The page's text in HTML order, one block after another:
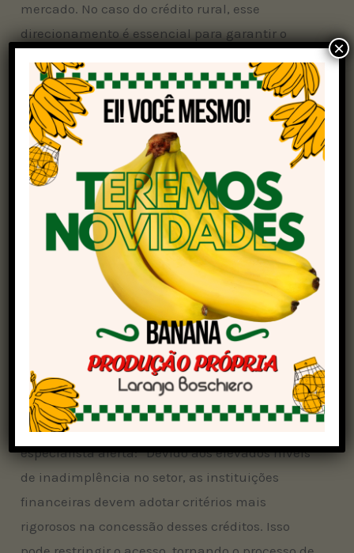
mercado. No caso do crédito rural, esse
direcionamento é essencial para garantir o
afirma.
Além do aumento percentual, o CMN também
determinou outras mudanças importantes: as
cooperativas de crédito passam a ser
responsáveis pelo controle do fluxo e
cumprimento das exigibilidades das filiadas, o
que, na avaliação de Sampaio, deve facilitar a
operação. A medida será implementada de
forma gradual, ao longo de quatro anos.
Mais crédito, mas menor acesso
Com o aumento das exigibilidades, a
expectativa é que mais recursos sejam
destinados ao crédito rural, ampliando a oferta
de financiamento aos produtores. No entanto, o
especialista alerta: “Devido aos elevados níveis
de inadimplência no setor, as instituições
financeiras devem adotar critérios mais
rigorosos na concessão desses créditos. Isso
×